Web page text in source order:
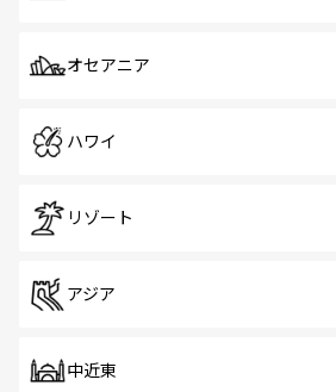
オセアニア
ハワイ
リゾート
アジア
中近東